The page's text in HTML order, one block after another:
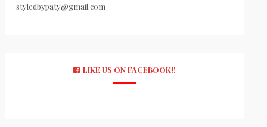
styledbypaty@gmail.com
LIKE US ON FACEBOOK!!